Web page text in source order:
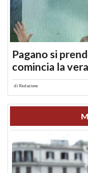
Pagano si
comincia la
di Redazione